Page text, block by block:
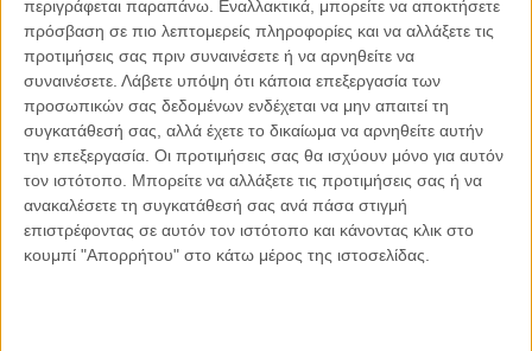
περιγράφεται παραπάνω. Εναλλακτικά, μπορείτε να αποκτήσετε
πρόσβαση σε πιο λεπτομερείς πληροφορίες και να αλλάξετε τις
προτιμήσεις σας πριν συναινέσετε ή να αρνηθείτε να
συναινέσετε. Λάβετε υπόψη ότι κάποια επεξεργασία των
προσωπικών σας δεδομένων ενδέχεται να μην απαιτεί τη
συγκατάθεσή σας, αλλά έχετε το δικαίωμα να αρνηθείτε αυτήν
την επεξεργασία. Οι προτιμήσεις σας θα ισχύουν μόνο για αυτόν
τον ιστότοπο. Μπορείτε να αλλάξετε τις προτιμήσεις σας ή να
ανακαλέσετε τη συγκατάθεσή σας ανά πάσα στιγμή
επιστρέφοντας σε αυτόν τον ιστότοπο και κάνοντας κλικ στο
κουμπί "Απορρήτου" στο κάτω μέρος της ιστοσελίδας.
26.05.2022, 19:00
ΠΑΡΕΜΒΆΣΕΙΣ, ΤΟ ΘΈΜΑ ΤΗΣ ΗΜΈΡΑΣ
Ο πόλεμος στην Ουκρανία και οι επιπτώσεις στην
παγκόσμια ναυτιλία